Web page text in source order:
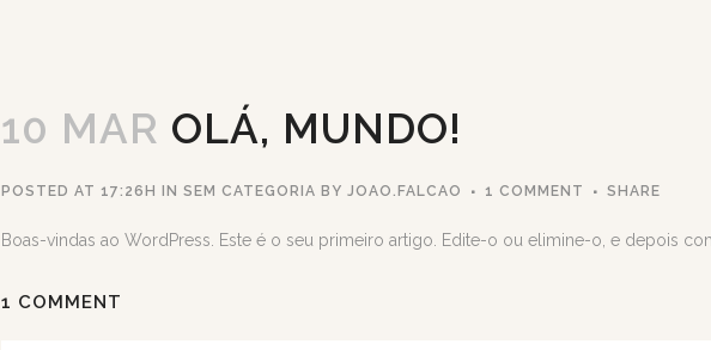
10 MAR OLÁ, MUNDO!
POSTED AT 17:26H IN SEM CATEGORIA BY JOAO.FALCAO 1 COMMENT SHARE
Boas-vindas ao WordPress. Este é o seu primeiro artigo. Edite-o ou elimine-o, e depois
1 COMMENT